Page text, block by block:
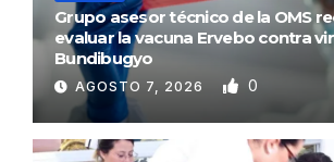
Grupo asesor técnico de la OMS
evaluar la vacuna Ervebo contra
Bundibugyo
AGOSTO 7, 2026 0